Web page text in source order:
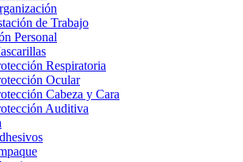
de Trabajo
Personal
Respiratoria
Ocular
Cabeza y Cara
Auditiva